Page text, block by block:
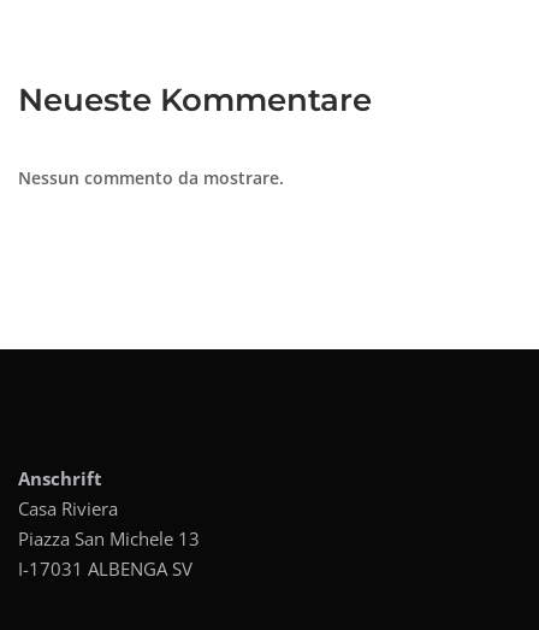
Neueste Kommentare
Nessun commento da mostrare.
Anschrift
Casa Riviera
Piazza San Michele 13
I-17031 ALBENGA SV